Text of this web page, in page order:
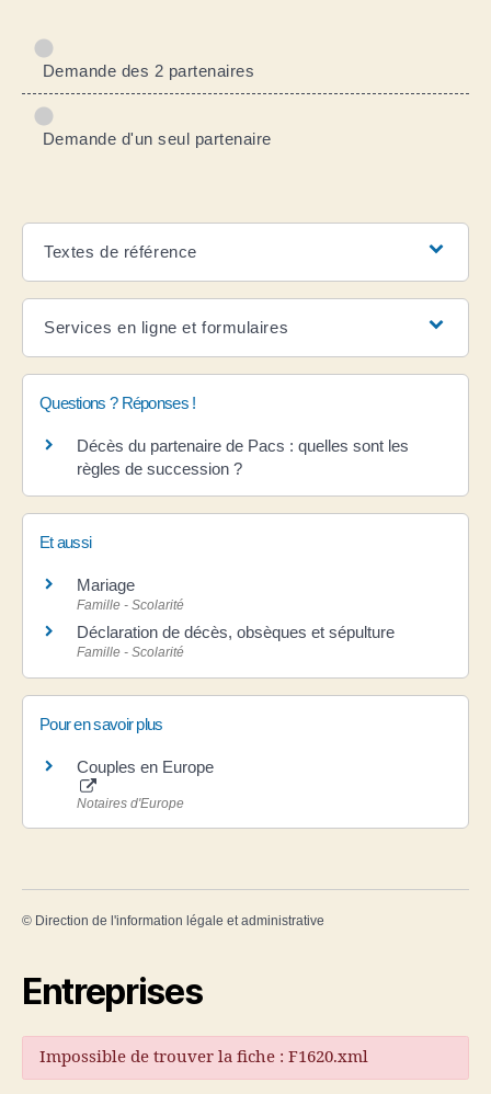
Demande des 2 partenaires
Demande d'un seul partenaire
Textes de référence
Services en ligne et formulaires
Questions ? Réponses !
Décès du partenaire de Pacs : quelles sont les
règles de succession ?
Et aussi
Mariage
Famille - Scolarité
Déclaration de décès, obsèques et sépulture
Famille - Scolarité
Pour en savoir plus
Couples en Europe
Notaires d'Europe
© Direction de l'information légale et administrative
Entreprises
Impossible de trouver la fiche : F1620.xml